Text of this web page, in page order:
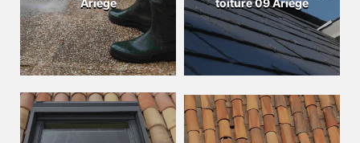
Ariège
toiture 09 Ariège